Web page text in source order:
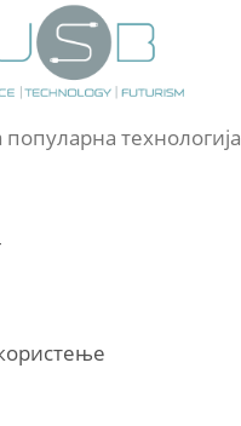
популарна технологија